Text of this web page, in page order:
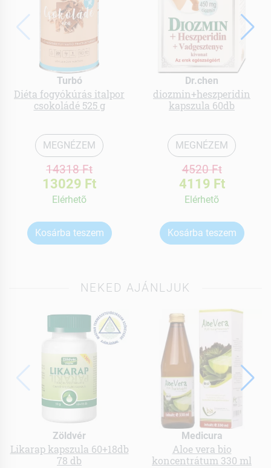
Turbó
Diéta fogyókúrás italpor
csokoládé 525 g
MEGNÉZEM
14318 Ft
13029 Ft
Elérhetõ
Kosárba teszem
Dr.chen
diozmin+heszperidin
kapszula 60db
MEGNÉZEM
4520 Ft
4119 Ft
Elérhetõ
Kosárba teszem
NEKED AJÁNLJUK
Zöldvér
Likarap kapszula 60+18db
78 db
Medicura
Aloe vera bio
koncentrátum 330 ml